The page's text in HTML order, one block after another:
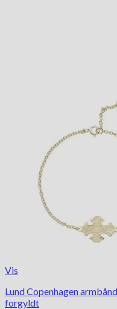
Vis
Lund Copenhagen
forgyldt